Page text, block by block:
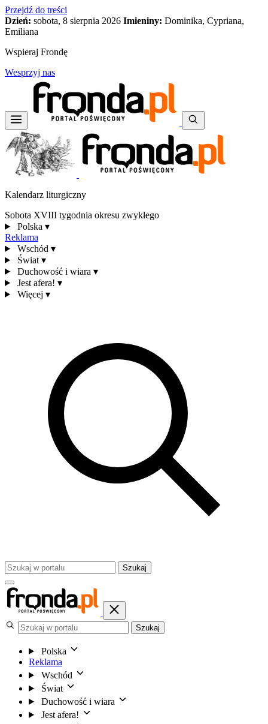
Przejdź do treści
Dzień: sobota, 8 sierpnia 2026 Imieniny: Dominika, Cypriana,
Emiliana
Wspieraj Frondę
Wesprzyj nas
Kalendarz liturgiczny
Sobota XVIII tygodnia okresu zwykłego
Polska ▾
Reklama
Wschód ▾
Świat ▾
Duchowość i wiara ▾
Jest afera! ▾
Więcej ▾
Szukaj
Szukaj
Polska
Reklama
Wschód
Świat
Duchowość i wiara
Jest afera!